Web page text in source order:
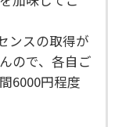
ンスの取得が
ので、各自ご
6000円程度